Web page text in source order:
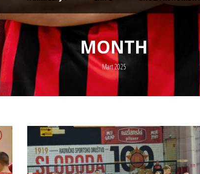
MONTH
Mart 2025